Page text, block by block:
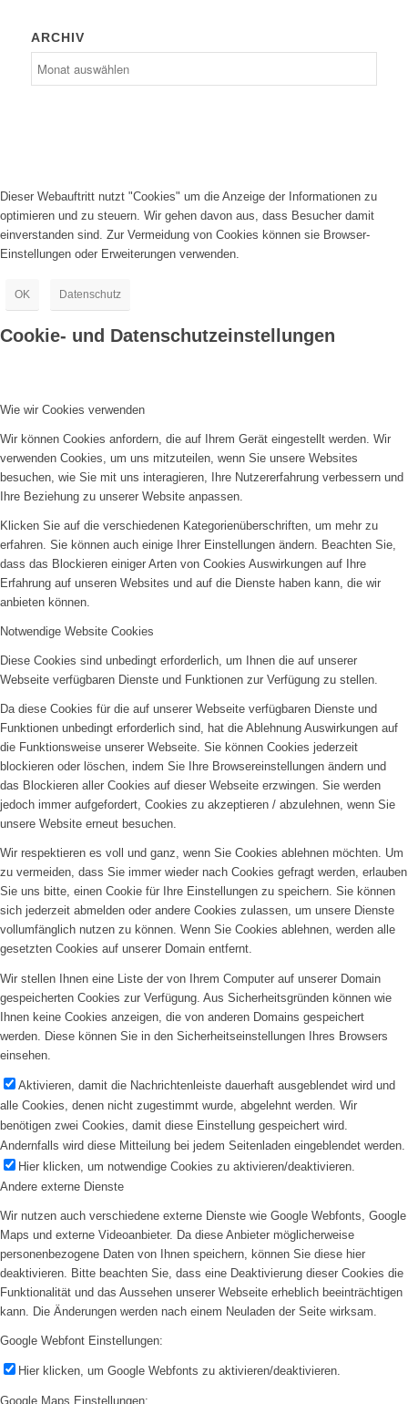
ARCHIV
Dieser Webauftritt nutzt "Cookies" um die Anzeige der Informationen zu
optimieren und zu steuern. Wir gehen davon aus, dass Besucher damit
einverstanden sind. Zur Vermeidung von Cookies können sie Browser-
Einstellungen oder Erweiterungen verwenden.
OK Datenschutz
Cookie- und Datenschutzeinstellungen
Wie wir Cookies verwenden
Wir können Cookies anfordern, die auf Ihrem Gerät eingestellt werden. Wir
verwenden Cookies, um uns mitzuteilen, wenn Sie unsere Websites
besuchen, wie Sie mit uns interagieren, Ihre Nutzererfahrung verbessern und
Ihre Beziehung zu unserer Website anpassen.
Klicken Sie auf die verschiedenen Kategorienüberschriften, um mehr zu
erfahren. Sie können auch einige Ihrer Einstellungen ändern. Beachten Sie,
dass das Blockieren einiger Arten von Cookies Auswirkungen auf Ihre
Erfahrung auf unseren Websites und auf die Dienste haben kann, die wir
anbieten können.
Notwendige Website Cookies
Diese Cookies sind unbedingt erforderlich, um Ihnen die auf unserer
Webseite verfügbaren Dienste und Funktionen zur Verfügung zu stellen.
Da diese Cookies für die auf unserer Webseite verfügbaren Dienste und
Funktionen unbedingt erforderlich sind, hat die Ablehnung Auswirkungen auf
die Funktionsweise unserer Webseite. Sie können Cookies jederzeit
blockieren oder löschen, indem Sie Ihre Browsereinstellungen ändern und
das Blockieren aller Cookies auf dieser Webseite erzwingen. Sie werden
jedoch immer aufgefordert, Cookies zu akzeptieren / abzulehnen, wenn Sie
unsere Website erneut besuchen.
Wir respektieren es voll und ganz, wenn Sie Cookies ablehnen möchten. Um
zu vermeiden, dass Sie immer wieder nach Cookies gefragt werden, erlauben
Sie uns bitte, einen Cookie für Ihre Einstellungen zu speichern. Sie können
sich jederzeit abmelden oder andere Cookies zulassen, um unsere Dienste
vollumfänglich nutzen zu können. Wenn Sie Cookies ablehnen, werden alle
gesetzten Cookies auf unserer Domain entfernt.
Wir stellen Ihnen eine Liste der von Ihrem Computer auf unserer Domain
gespeicherten Cookies zur Verfügung. Aus Sicherheitsgründen können wie
Ihnen keine Cookies anzeigen, die von anderen Domains gespeichert
werden. Diese können Sie in den Sicherheitseinstellungen Ihres Browsers
einsehen.
Aktivieren, damit die Nachrichtenleiste dauerhaft ausgeblendet wird und
alle Cookies, denen nicht zugestimmt wurde, abgelehnt werden. Wir
benötigen zwei Cookies, damit diese Einstellung gespeichert wird.
Andernfalls wird diese Mitteilung bei jedem Seitenladen eingeblendet werden.
Hier klicken, um notwendige Cookies zu aktivieren/deaktivieren.
Andere externe Dienste
Wir nutzen auch verschiedene externe Dienste wie Google Webfonts, Google
Maps und externe Videoanbieter. Da diese Anbieter möglicherweise
personenbezogene Daten von Ihnen speichern, können Sie diese hier
deaktivieren. Bitte beachten Sie, dass eine Deaktivierung dieser Cookies die
Funktionalität und das Aussehen unserer Webseite erheblich beeinträchtigen
kann. Die Änderungen werden nach einem Neuladen der Seite wirksam.
Google Webfont Einstellungen:
Hier klicken, um Google Webfonts zu aktivieren/deaktivieren.
Google Maps Einstellungen: